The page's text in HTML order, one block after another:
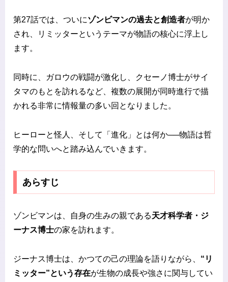
第27話では、ついにゾンビマンの過去と創造者が明か
され、リミッターというテーマが物語の核心に浮上し
ます。
同時に、ガロウの戦闘が激化し、クセーノ博士がサイ
タマのもとを訪れるなど、複数の展開が同時進行で描
かれる非常に情報量の多い回となりました。
ヒーローと怪人、そして「進化」とは何か──物語は哲
学的な問いへと踏み込んでいきます。
あらすじ
ゾンビマンは、自身の生みの親である天才科学者・ジ
ーナス博士の家を訪れます。
ジーナス博士は、かつての己の理論を語りながら、 “リ
ミッター”という存在が生物の成長や強さに関与してい